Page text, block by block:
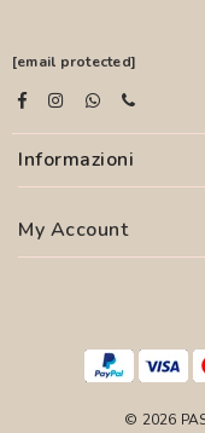
[email protected]
Informazioni
My Account
© 2026